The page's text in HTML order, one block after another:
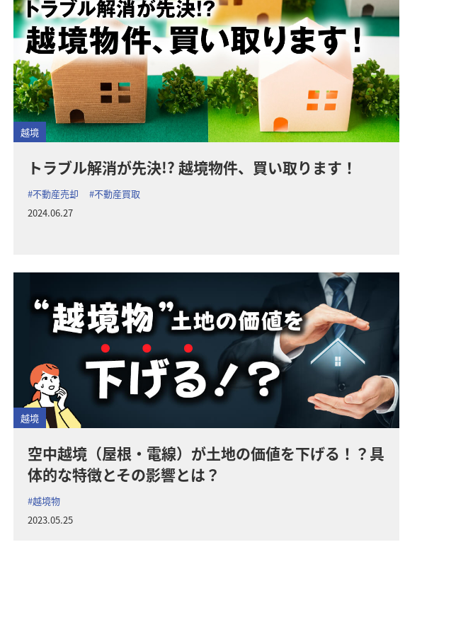
越境
トラブル解消が先決!? 越境物件、買い取ります！
#不動産売却
#不動産買取
2024.06.27
越境
空中越境（屋根・電線）が土地の価値を下げる！？具
体的な特徴とその影響とは？
#越境物
2023.05.25